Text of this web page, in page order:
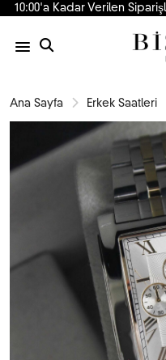
10:00'a Kadar Verilen
Ana Sayfa Erkek Saatleri